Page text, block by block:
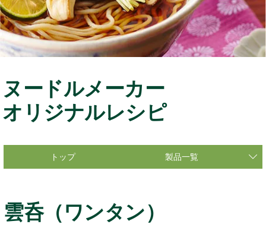
ヌードルメーカー
オリジナルレシピ
トップ 製品一覧
雲呑（ワンタン）